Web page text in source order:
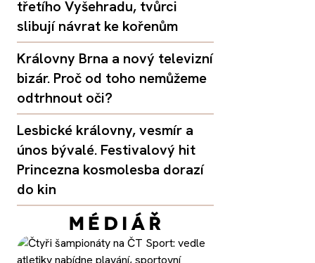
třetího Vyšehradu, tvůrci
slibují návrat ke kořenům
Královny Brna a nový televizní
bizár. Proč od toho nemůžeme
odtrhnout oči?
Lesbické královny, vesmír a
únos bývalé. Festivalový hit
Princezna kosmolesba dorazí
do kin